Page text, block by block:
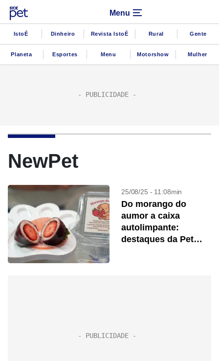
Menu
IstoÉ Dinheiro Revista IstoÉ Rural Gente
Planeta Esportes Menu Motorshow Mulher
NewPet
25/08/25 - 11:08min
Do morango do
aumor a caixa
autolimpante:
destaques da Pet